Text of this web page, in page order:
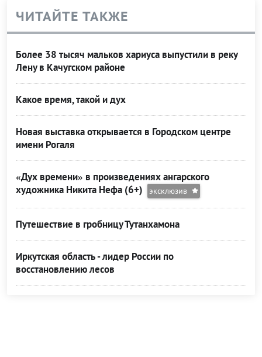
ЧИТАЙТЕ ТАКЖЕ
Более 38 тысяч мальков хариуса выпустили в реку
Лену в Качугском районе
Какое время, такой и дух
Новая выставка открывается в Городском центре
имени Рогаля
«Дух времени» в произведениях ангарского
художника Никита Нефа (6+)
эксклюзив
Путешествие в гробницу Тутанхамона
Иркутская область - лидер России по
восстановлению лесов